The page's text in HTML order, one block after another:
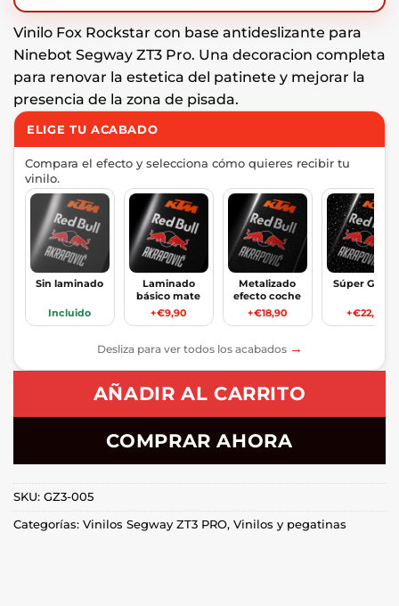
Vinilo Fox Rockstar con base antideslizante para
Ninebot Segway ZT3 Pro. Una decoracion completa
para renovar la estetica del patinete y mejorar la
presencia de la zona de pisada.
ELIGE TU ACABADO
Compara el efecto y selecciona cómo quieres recibir tu
vinilo.
Sin laminado
Incluido
Laminado
básico mate
+€9,90
Metalizado
efecto coche
+€18,90
Súper Glitter
+€22,90
Desliza para ver todos los acabados →
AÑADIR AL CARRITO
COMPRAR AHORA
SKU: GZ3-005
Categorías: Vinilos Segway ZT3 PRO, Vinilos y pegatinas